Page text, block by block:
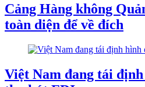
Cảng Hàng không
toàn diện để về đích
Việt Nam đang tái